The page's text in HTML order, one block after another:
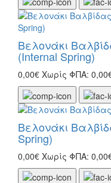
Βελονάκι
(Internal Spring)
0,00€ Χωρίς ΦΠΑ:
Βελονάκι
Spring)
0,00€ Χωρίς ΦΠΑ: